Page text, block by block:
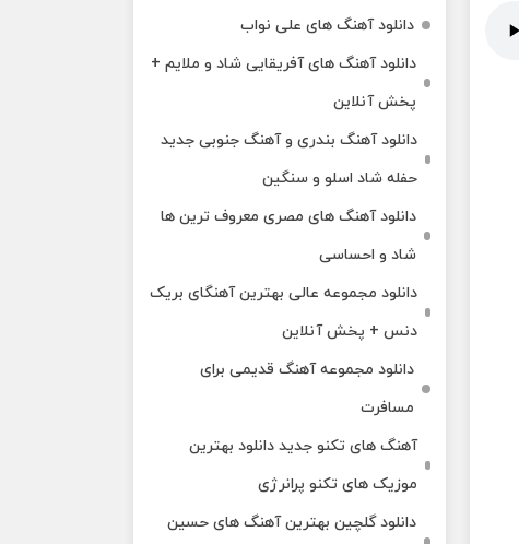
دانلود آهنگ های علی نواب
دانلود آهنگ های آفریقایی شاد و ملایم +
پخش آنلاین
دانلود آهنگ بندری و آهنگ جنوبی جدید
حفله شاد اسلو و سنگین
دانلود آهنگ های مصری معروف ترین ها
شاد و احساسی
دانلود مجموعه عالی بهترین آهنگای بریک
دنس + پخش آنلاین
دانلود مجموعه آهنگ قدیمی برای
مسافرت
آهنگ های تکنو جدید دانلود بهترین
موزیک های تکنو پرانرژی
دانلود گلچین بهترین آهنگ های حسین